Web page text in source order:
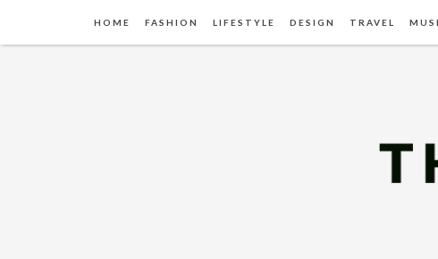
HOME FASHION LIFESTYLE DESIGN TRAVEL